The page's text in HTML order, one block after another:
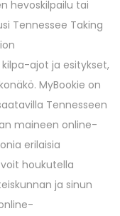
hevoskilpailu tai
Tennessee Taking
ajot ja esitykset,
MyBookie on
Tennesseen
maineen online-
erilaisia
houkutella
ja sinun